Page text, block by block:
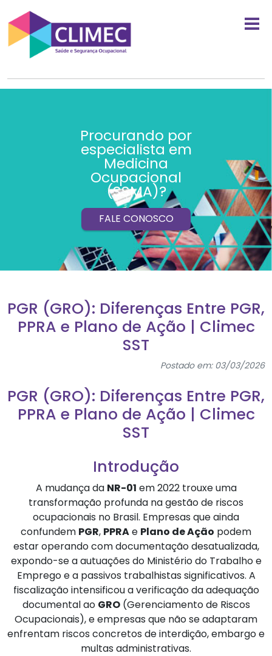
Procurando por
especialista em
Medicina
Ocupacional
(SSMA)?
FALE CONOSCO
PGR (GRO): Diferenças Entre PGR,
PPRA e Plano de Ação | Climec
SST
Postado em: 03/03/2026
PGR (GRO): Diferenças Entre PGR,
PPRA e Plano de Ação | Climec
SST
Introdução
A mudança da NR-01 em 2022 trouxe uma
transformação profunda na gestão de riscos
ocupacionais no Brasil. Empresas que ainda
confundem PGR, PPRAe Plano de Ação podem
estar operando com documentação desatualizada,
expondo-se a autuações do Ministério do Trabalho e
Emprego e a passivos trabalhistas significativos. A
fiscalização intensificou a verificação da adequação
documental ao GRO(Gerenciamento de Riscos
Ocupacionais), e empresas que não se adaptaram
enfrentam riscos concretos de interdição, embargo e
multas administrativas.